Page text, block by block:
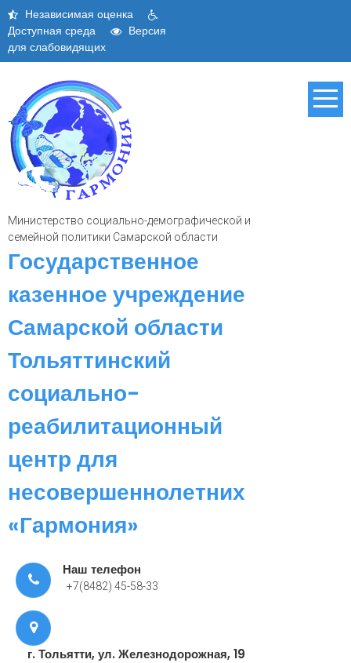
Skip
content
Независимая оценка
Доступная среда
Версия
для слабовидящих
Министерство социально-демографической и
семейной политики Самарской области
Государственное
казенное учреждение
Самарской области
Тольяттинский
социально-
реабилитационный
центр для
несовершеннолетних
«Гармония»
Наш телефон
+7(8482) 45-58-33
г. Тольятти, ул. Железнодорожная, 19